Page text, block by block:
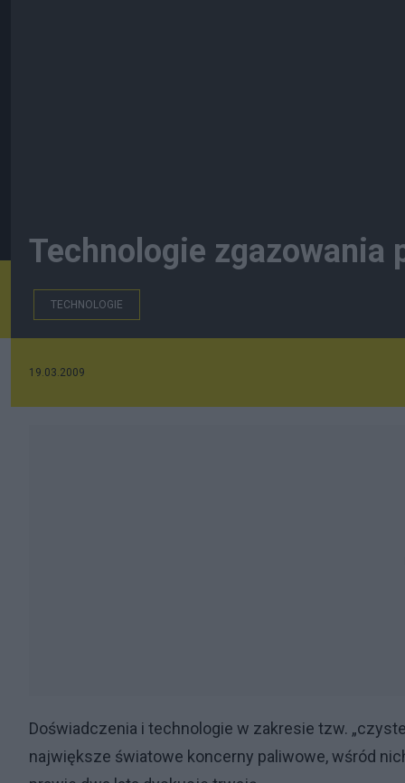
Technologie zgazowania
TECHNOLOGIE
19.03.2009
Doświadczenia i technologie w zakresie tzw.
największe światowe koncerny paliwowe, wśród